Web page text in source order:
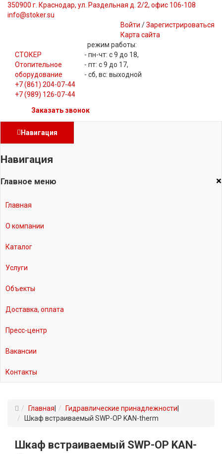
350900 г. Краснодар, ул. Раздельная д. 2/2, офис 106-108
info@stoker.su
Войти /Зарегистрироваться
Карта сайта
СТОКЕР
Отопительное
оборудование
режим работы:
- пн-чт: с 9 до 18,
- пт: с 9 до 17,
- сб, вс: выходной
+7 (861) 204-07-44
+7 (989) 126-07-44
Заказать звонок
Навигация
Навигация
×
Главное меню
Главная
О компании
Каталог
Услуги
Объекты
Доставка, оплата
Пресс-центр
Вакансии
Контакты
Главная Гидравлические принадлежности
Шкаф встраиваемый SWP-OP KAN-therm
Шкаф встраиваемый SWP-OP KAN-